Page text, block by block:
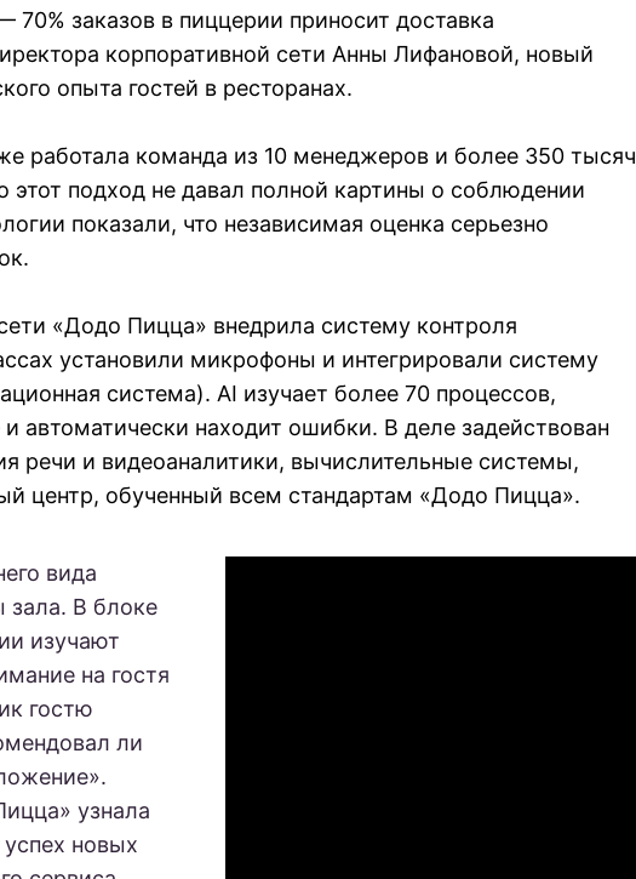
заказов в пиццерии приносит доставка
корпоративной сети Анны Лифановой, новый
опыта гостей в ресторанах.
работала команда из 10 менеджеров и более 350 тысяч
этот подход не давал полной картины о соблюдении
показали, что независимая оценка серьезно
«Додо Пицца» внедрила систему контроля
установили микрофоны и интегрировали систему
система). AI изучает более 70 процессов,
автоматически находит ошибки. В деле задействован
речи и видеоаналитики, вычислительные системы,
центр, обученный всем стандартам «Додо Пицца».
вида
зала. В блоке
изучают
на гостя
гостю
ли
узнала
новых